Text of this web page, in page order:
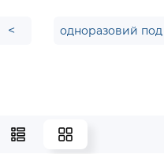
< одноразовий под